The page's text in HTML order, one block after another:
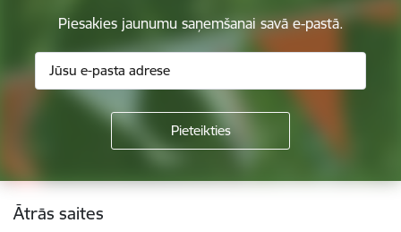
Piesakies jaunumu saņemšanai savā e-pastā.
Kājene
Ātrās saites